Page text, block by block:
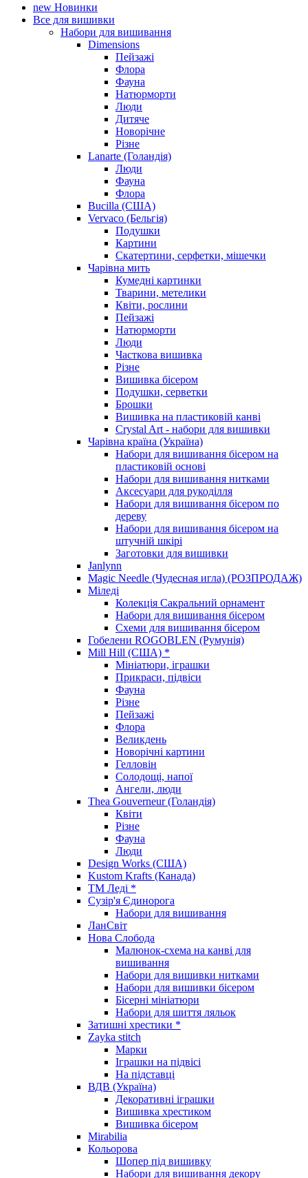
new Новинки
Все для вишивки
Набори для вишивання
Dimensions
Пейзажі
Флора
Фауна
Натюрморти
Люди
Дитяче
Новорічне
Різне
Lanarte (Голандія)
Люди
Фауна
Флора
Bucilla (США)
Vervaco (Бельгія)
Подушки
Картини
Скатертини, серфетки, мішечки
Чарiвна мить
Кумедні картинки
Тварини, метелики
Квіти, рослини
Пейзажі
Натюрморти
Люди
Часткова вишивка
Різне
Вишивка бісером
Подушки, серветки
Брошки
Вишивка на пластиковій канві
Crystal Art - набори для вишивки
Чарівна країна (Україна)
Набори для вишивання бісером на
пластиковій основі
Набори для вишивання нитками
Аксесуари для рукоділля
Набори для вишивання бісером по
дереву
Набори для вишивання бісером на
штучній шкірі
Заготовки для вишивки
Janlynn
Magic Needle (Чудесная игла) (РОЗПРОДАЖ)
Міледі
Колекція Сакральний орнамент
Набори для вишивання бісером
Схеми для вишивання бісером
Гобелени ROGOBLEN (Румунія)
Mill Hill (США) *
Мініатюри, іграшки
Прикраси, підвіси
Фауна
Різне
Пейзажі
Флора
Великдень
Новорічні картини
Гелловін
Солодощі, напої
Ангели, люди
Thea Gouverneur (Голандія)
Квіти
Різне
Фауна
Люди
Design Works (США)
Kustom Krafts (Канада)
ТМ Леді *
Сузір'я Єдинорога
Набори для вишивання
ЛанСвіт
Нова Слобода
Малюнок-схема на канві для
вишивання
Набори для вишивки нитками
Набори для вишивки бісером
Бісерні мініатюри
Набори для шиття ляльок
Затишні хрестики *
Zayka stitch
Марки
Іграшки на підвісі
На підставці
ВДВ (Україна)
Декоративні іграшки
Вишивка хрестиком
Вишивка бісером
Mirabilia
Кольорова
Шопер під вишивку
Набори для вишивання декору